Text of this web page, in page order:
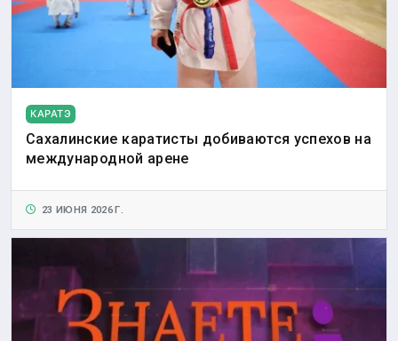
КАРАТЭ
Сахалинские каратисты добиваются успехов на
международной арене
23 ИЮНЯ 2026 Г.